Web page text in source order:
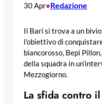
30 Apr•Redazione
Il Bari si trova a un
l’obiettivo di
biancorosso, Bepi
della squadra in
Mezzogiorno.
La sfida contro il